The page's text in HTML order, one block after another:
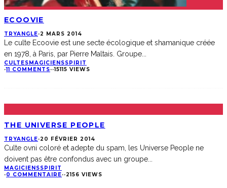
ECOOVIE
TRYANGLE·2 MARS 2014
Le culte Ecoovie est une secte écologique et shamanique créée
en 1978, à Paris, par Pierre Maltais. Groupe
CULTESMAGICIENSSPIRIT
·11 COMMENTS··15115 VIEWS
THE UNIVERSE PEOPLE
TRYANGLE·20 FÉVRIER 2014
Culte ovni coloré et adepte du spam, les Universe People ne
doivent pas être confondus avec un groupe
MAGICIENSSPIRIT
·0 COMMENTAIRE··2156 VIEWS